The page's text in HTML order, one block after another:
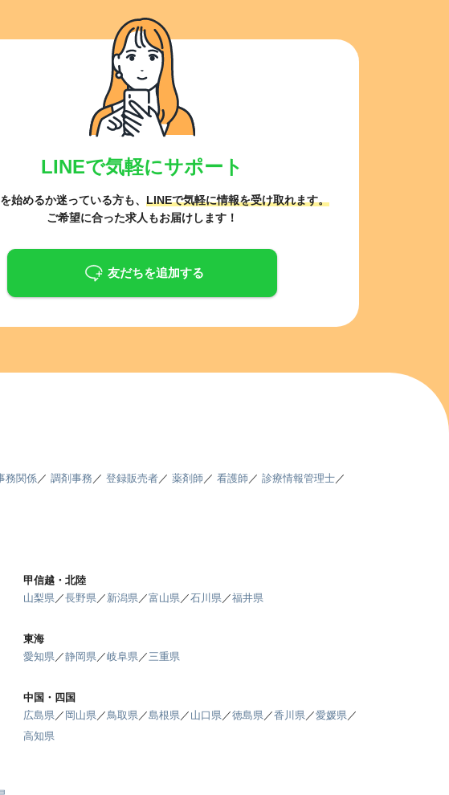
LINEで気軽にサポート
始めるか迷っている方も、 LINEで気軽に情報を受け取れます。
ご希望に合った求人もお届けします！
友だちを追加する
務関係／調剤事務 ／登録販売者／薬剤師 ／看護師 ／診療情報管理士／
甲信越・北陸
山梨県／長野県／ 新潟県／富山県／石川県／福井県
東海
愛知県／静岡県／岐阜県／三重県
中国・四国
広島県／ 岡山県／鳥取県／島根県／ 山口県／徳島県／香川県／愛媛県／
高知県